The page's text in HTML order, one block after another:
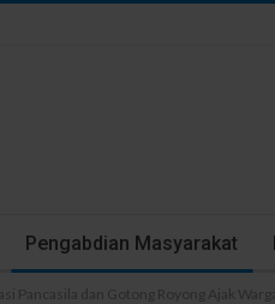
Pengabdian Masyarakat
Pancasila dan Gotong Royong Ajak